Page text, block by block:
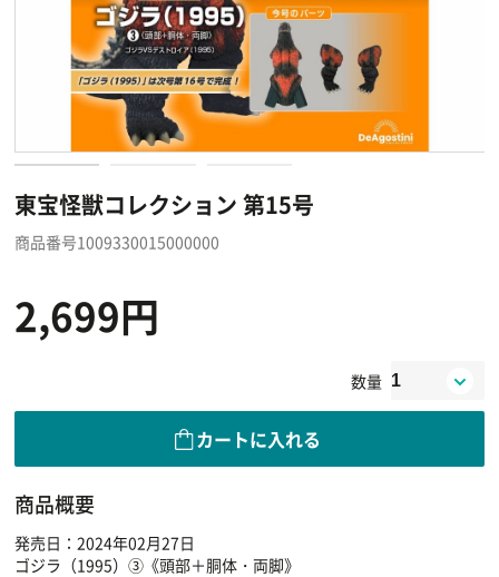
東宝怪獣コレクション 第15号
商品番号1009330015000000
2,699円
数量
カートに入れる
商品概要
発売日：2024年02月27日
ゴジラ（1995）③《頭部＋胴体・両脚》